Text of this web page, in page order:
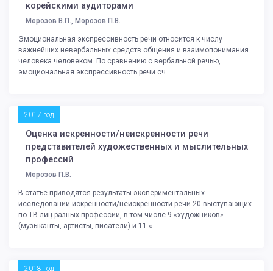
корейскими аудиторами
Морозов В.П., Морозов П.В.
Эмоциональная экспрессивность речи относится к числу
важнейших невербальных средств общения и взаимопонимания
человека человеком. По сравнению с вербальной речью,
эмоциональная экспрессивность речи сч...
2017 год
Оценка искренности/неискренности речи
представителей художественных и мыслительных
профессий
Морозов П.В.
В статье приводятся результаты экспериментальных
исследований искренности/неискренности речи 20 выступающих
по ТВ лиц разных профессий, в том числе 9 «художников»
(музыканты, артисты, писатели) и 11 «...
2018 год